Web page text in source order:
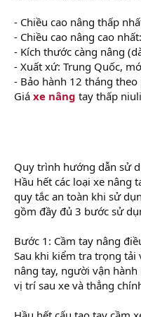
- Chiều cao nâng thấp
- Chiều cao nâng cao
- Kích thước càng nâng
- Xuất xứ: Trung Quốc,
- Bảo hành 12 tháng
Giá xe nâng tay thấp
Quy trình hướng dẫn sử
Hầu hết các loại xe nâng
quy tắc an toàn khi sử
gồm đầy đủ 3 bước sử
Bước 1: Cầm tay nâng
Sau khi kiểm tra trọng tải
nâng tay, người vận
vị trí sau xe và thẳng